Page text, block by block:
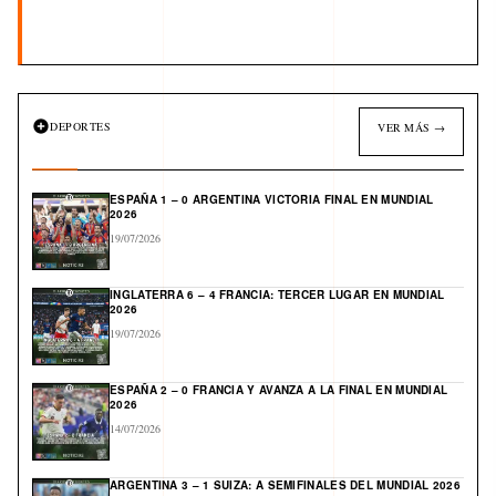
DEPORTES VER MÁS →
ESPAÑA 1 – 0 ARGENTINA VICTORIA FINAL EN MUNDIAL
2026
19/07/2026
INGLATERRA 6 – 4 FRANCIA: TERCER LUGAR EN MUNDIAL
2026
19/07/2026
ESPAÑA 2 – 0 FRANCIA Y AVANZA A LA FINAL EN MUNDIAL
2026
14/07/2026
ARGENTINA 3 – 1 SUIZA: A SEMIFINALES DEL MUNDIAL 2026